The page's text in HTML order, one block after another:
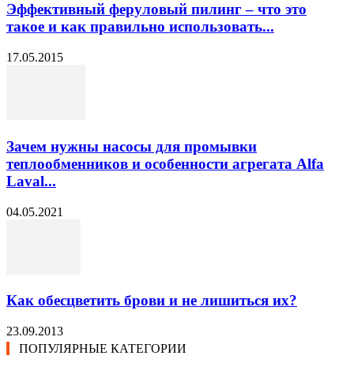
Эффективный феруловый пилинг – что это
такое и как правильно использовать...
17.05.2015
Зачем нужны насосы для промывки
теплообменников и особенности агрегата Alfa
Laval...
04.05.2021
Как обесцветить брови и не лишиться их?
23.09.2013
ПОПУЛЯРНЫЕ КАТЕГОРИИ